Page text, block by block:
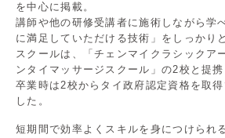
を中心に掲載。
講師や他の研修受講者に施術しながら学
に満足していただける技術」をしっかり
スクールは、「チェンマイクラシックア
ンタイマッサージスクール」の2校と提携
卒業時は2校からタイ政府認定資格を取
した。
短期間で効率よくスキルを身につけられ